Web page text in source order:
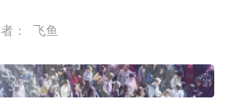
： 飞鱼